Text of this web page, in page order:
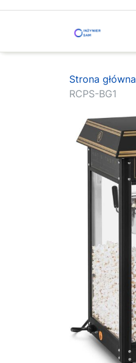
Strona główna
RCPS-BG1